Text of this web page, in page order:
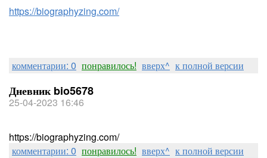
https://biographyzing.com/
комментарии: 0 понравилось! вверх^ к полной версии
Дневник bio5678
25-04-2023 16:46
https://biographyzing.com/
комментарии: 0 понравилось! вверх^ к полной версии